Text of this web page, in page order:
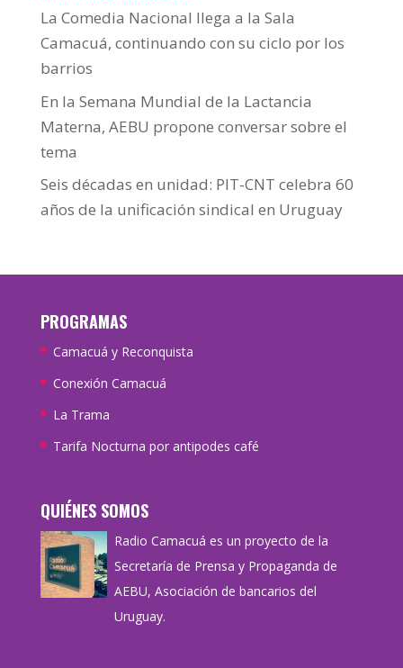
La Comedia Nacional llega a la Sala
Camacuá, continuando con su ciclo por los
barrios
En la Semana Mundial de la Lactancia
Materna, AEBU propone conversar sobre el
tema
Seis décadas en unidad: PIT-CNT celebra 60
años de la unificación sindical en Uruguay
PROGRAMAS
Camacuá y Reconquista
Conexión Camacuá
La Trama
Tarifa Nocturna por antipodes café
QUIÉNES SOMOS
Radio Camacuá es un proyecto de la
Secretaría de Prensa y Propaganda de
AEBU, Asociación de bancarios del
Uruguay.